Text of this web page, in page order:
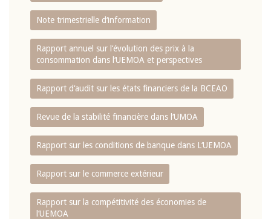
Note trimestrielle d‘information
Rapport annuel sur l‘évolution des prix à la
consommation dans l‘UEMOA et perspectives
Rapport d‘audit sur les états financiers de la BCEAO
Revue de la stabilité financière dans l‘UMOA
Rapport sur les conditions de banque dans L‘UEMOA
Rapport sur le commerce extérieur
Rapport sur la compétitivité des économies de
l‘UEMOA